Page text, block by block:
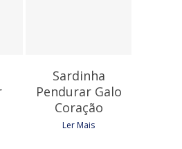
Sardinha
Pendurar Galo
Coração
Ler Mais